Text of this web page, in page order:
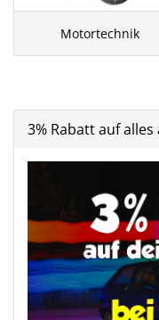
Motortechnik
3% Rabatt auf